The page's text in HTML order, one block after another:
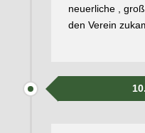
neuerliche ,
den Verein